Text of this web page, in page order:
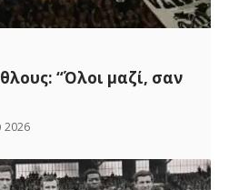
“Όλοι μαζί, σαν
2026